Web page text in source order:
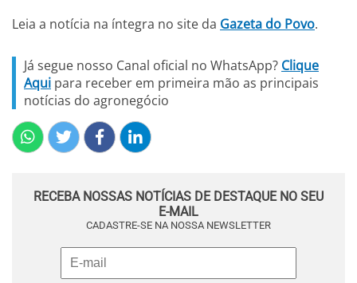
Leia a notícia na íntegra no site da Gazeta do Povo.
Já segue nosso Canal oficial no WhatsApp? Clique
Aqui para receber em primeira mão as principais
notícias do agronegócio
RECEBA NOSSAS NOTÍCIAS DE DESTAQUE NO SEU
E-MAIL
CADASTRE-SE NA NOSSA NEWSLETTER